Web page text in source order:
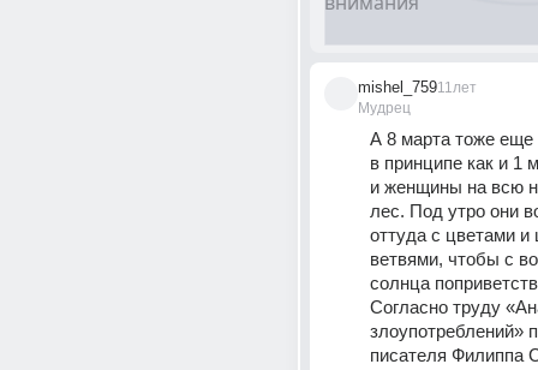
mishel_759
Мудрец
11лет
А 8 марта тоже еще
в принципе как и 1
и женщины на всю
лес. Под утро они
оттуда с цветами
ветвями, чтобы с
солнца
Согласно труду
злоупотреблений»
писателя Филиппа